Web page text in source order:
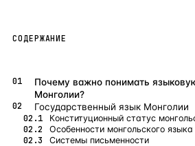
Стамбул
ЧАСТО ИЩУТ
Турция Россия Испания
СОДЕРЖАНИЕ
Почему важно понимать
Монголии?
Государственный язык Монголии
Конституционный статус
Особенности монгольского языка
Системы письменности